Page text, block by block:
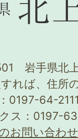
岩手県北
すれば、住所
0197-64-
ス：0197-
お問い合わ